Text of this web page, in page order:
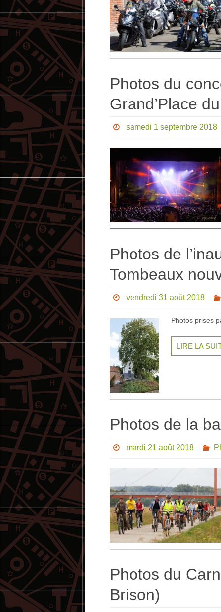
Photos du
Grand’Place
samedi 1 septembre 2018
Photos de
Tombeaux
vendredi 31 août 2018
Photos prises
LIRE LA
Photos de la
mardi 21 août 2018
Photos du
Brison)